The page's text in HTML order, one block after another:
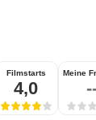
Filmstarts
4,0
Meine